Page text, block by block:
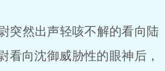
突然出声轻咳不解的看向陆
看向沈御威胁性的眼神后，